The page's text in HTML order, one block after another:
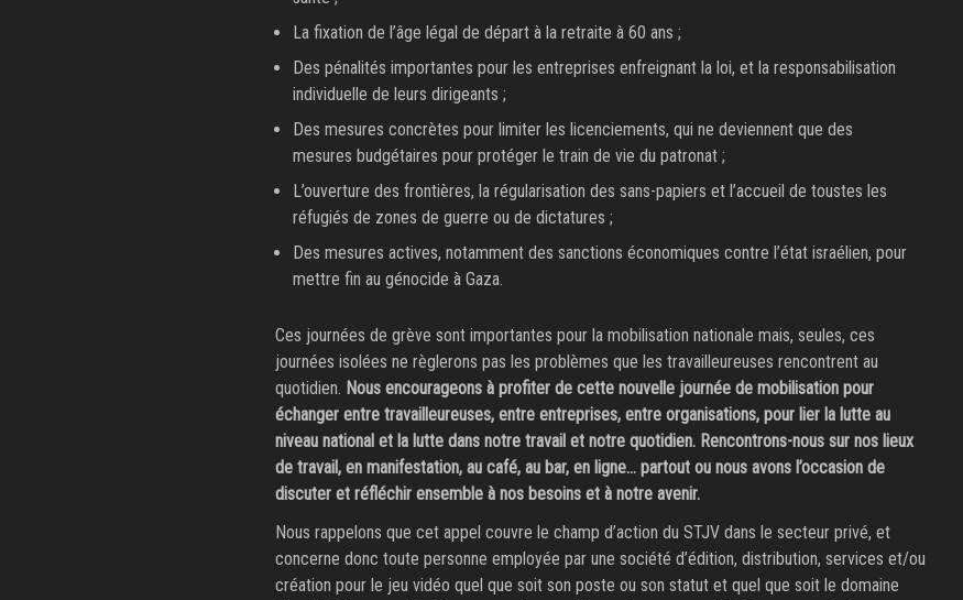
La fixation de l’âge légal de départ à la retraite à 60 ans ;
Des pénalités importantes pour les entreprises enfreignant la loi, et la responsabilisation
individuelle de leurs dirigeants ;
Des mesures concrètes pour limiter les licenciements, qui ne deviennent que des
mesures budgétaires pour protéger le train de vie du patronat ;
L’ouverture des frontières, la régularisation des sans-papiers et l’accueil de toustes les
réfugiés de zones de guerre ou de dictatures ;
Des mesures actives, notamment des sanctions économiques contre l’état israélien, pour
mettre fin au génocide à Gaza.
Ces journées de grève sont importantes pour la mobilisation nationale mais, seules, ces
journées isolées ne règlerons pas les problèmes que les travailleureuses rencontrent au
quotidien. Nous encourageons à profiter de cette nouvelle journée de mobilisation pour
échanger entre travailleureuses, entre entreprises, entre organisations, pour lier la lutte au
niveau national et la lutte dans notre travail et notre quotidien. Rencontrons-nous sur nos lieux
de travail, en manifestation, au café, au bar, en ligne… partout ou nous avons l’occasion de
discuter et réfléchir ensemble à nos besoins et à notre avenir.
Nous rappelons que cet appel couvre le champ d’action du STJV dans le secteur privé, et
concerne donc toute personne employée par une société d’édition, distribution, services et/ou
création pour le jeu vidéo quel que soit son poste ou son statut et quel que soit le domaine